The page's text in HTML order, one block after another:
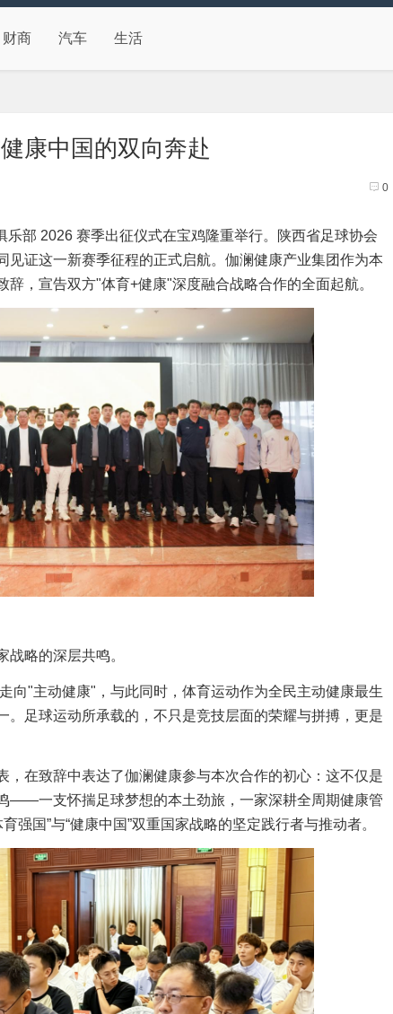
财商 汽车 生活
康中国的双向奔赴
0
部 2026 赛季出征仪式在宝鸡隆重举行。陕西省足球协会
证这一新赛季征程的正式启航。伽澜健康产业集团作为本
，宣告双方"体育+健康"深度融合战略合作的全面起航。
略的深层共鸣。
向"主动健康"，与此同时，体育运动作为全民主动健康最生
足球运动所承载的，不只是竞技层面的荣耀与拼搏，更是
在致辞中表达了伽澜健康参与本次合作的初心：这不仅是
——一支怀揣足球梦想的本土劲旅，一家深耕全周期健康管
强国”与“健康中国”双重国家战略的坚定践行者与推动者。